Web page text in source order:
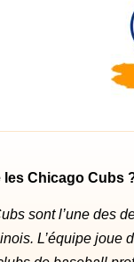
les Chicago Cubs
sont l’une des
L’équipe